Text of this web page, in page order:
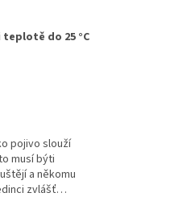
do 25 °C
pojivo slouží
musí býti
a někomu
zvlášť…